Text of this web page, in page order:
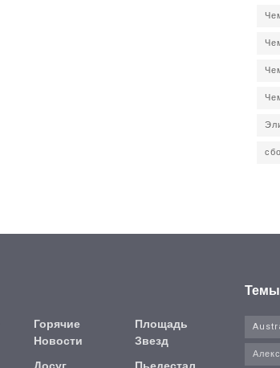
Горячие
Новости
Площадь
Звезд
Темы